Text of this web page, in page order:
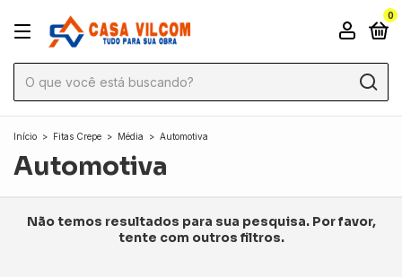
0
Início > Fitas Crepe > Média > Automotiva
Automotiva
Não temos resultados para sua pesquisa. Por favor,
tente com outros filtros.